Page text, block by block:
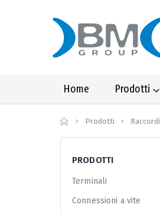
Home Prodotti
Home
Prodotti Raccordi
PRODOTTI
Terminali
Connessioni a vite